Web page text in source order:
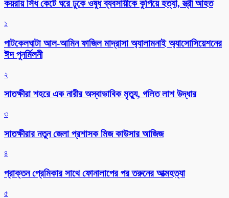
কয়রায় সিঁধ কেটে ঘরে ঢুকে ওষুধ ব্যবসায়ীকে কুপিয়ে হত্যা, স্ত্রী আহত
১
পাটকেলঘাটা আল-আমিন ফাজিল মাদ্রাসা অ্যালামনাই অ্যাসোসিয়েশনের
ঈদ পুনর্মিলনী
২
সাতক্ষীরা শহরে এক নারীর অস্বাভাবিক মৃত্যু, গলিত লাশ উদ্ধার
৩
সাতক্ষীরার নতুন জেলা প্রশাসক মিজ কাউসার আজিজ
৪
প্রাক্তন প্রেমিকার সাথে ফোনালাপের পর তরুনের আত্মহত্যা
৫